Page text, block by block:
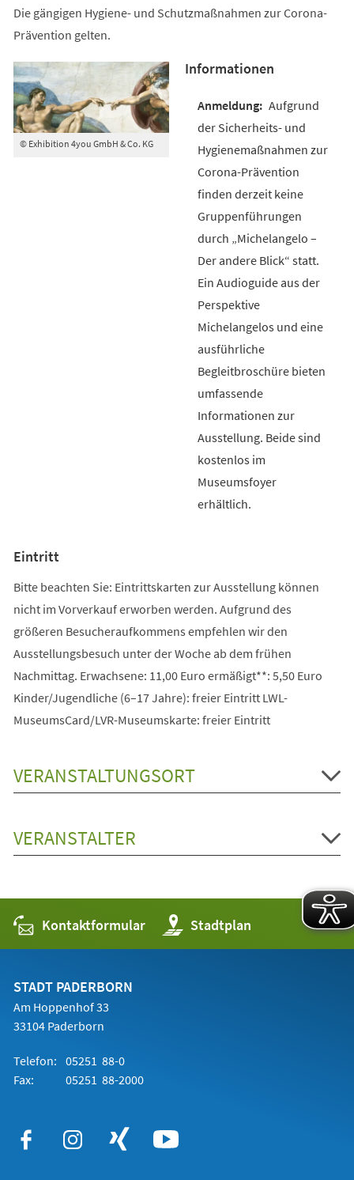
Die gängigen Hygiene- und Schutzmaßnahmen zur Corona-
Prävention gelten.
© Exhibition 4you GmbH & Co. KG
Informationen
Aufgrund
der Sicherheits- und
Hygienemaßnahmen zur
Corona-Prävention
finden derzeit keine
Gruppenführungen
durch „Michelangelo –
Der andere Blick“ statt.
Ein Audioguide aus der
Perspektive
Michelangelos und eine
ausführliche
Begleitbroschüre bieten
umfassende
Informationen zur
Ausstellung. Beide sind
kostenlos im
Museumsfoyer
erhältlich.
Eintritt
Bitte beachten Sie: Eintrittskarten zur Ausstellung können
nicht im Vorverkauf erworben werden. Aufgrund des
größeren Besucheraufkommens empfehlen wir den
Ausstellungsbesuch unter der Woche ab dem frühen
Nachmittag. Erwachsene: 11,00 Euro ermäßigt**: 5,50 Euro
Kinder/Jugendliche (6–17 Jahre): freier Eintritt LWL-
MuseumsCard/LVR-Museumskarte: freier Eintritt
VERANSTALTUNGSORT
VERANSTALTER
Kontaktformular Stadtplan
(Öffnet
in
einem
STADT PADERBORN
Am Hoppenhof 33
33104 Paderborn
Telefon: 05251 88-0
Fax:
05251 88-2000